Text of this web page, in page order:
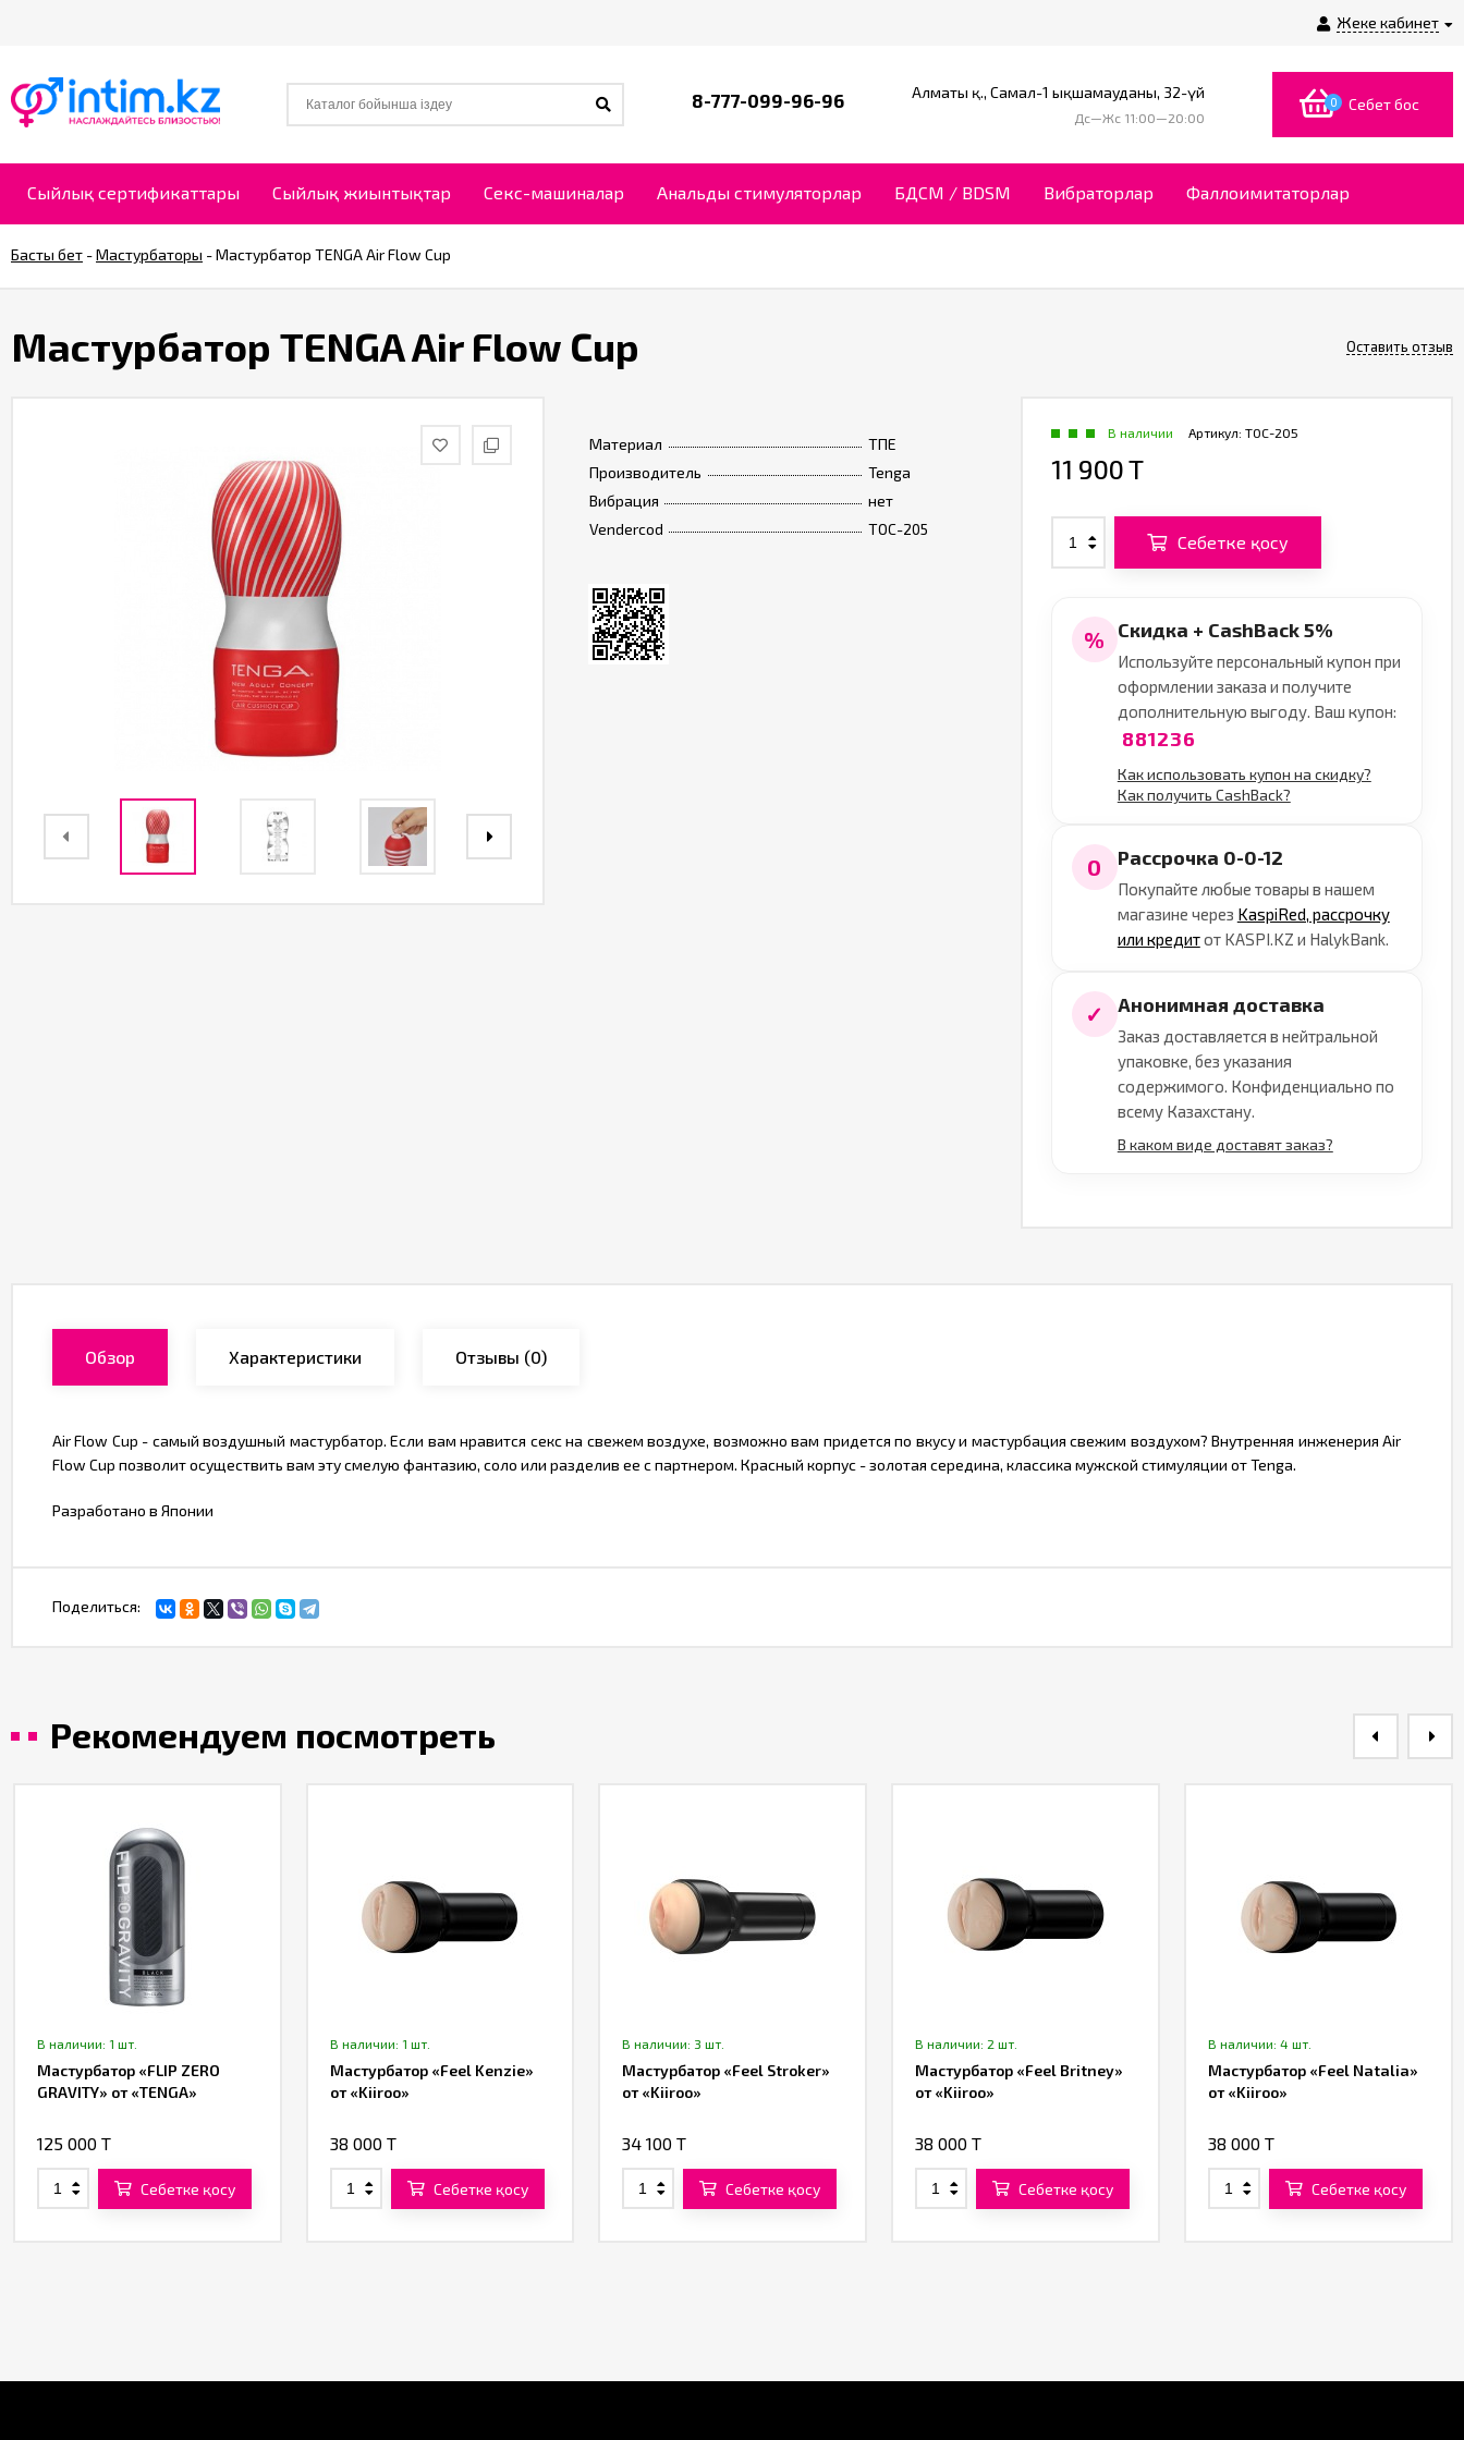
Жеке кабинет
8-777-099-96-96 Алматы қ., Самал-1 ықшамауданы, 32-үй
Дс—Жс 11:00—20:00
0 Себет бос
Сыйлық сертификаттары Сыйлық жиынтықтар Секс-машиналар Анальды стимуляторлар БДСМ / BDSM Вибраторлар Фаллоимитаторлар
Басты бет -Мастурбаторы -Мастурбатор TENGA Air Flow Cup
Мастурбатор TENGA Air Flow Cup Оставить отзыв
Материал
ТПЕ
Производитель
Tenga
Вибрация
нет
Vendercod
TOC-205
Артикул: TOC-205
В наличии
11 900 T
Себетке қосу
% Скидка + CashBack 5%
Используйте персональный купон при
оформлении заказа и получите
дополнительную выгоду. Ваш купон:
881236
Как использовать купон на скидку?
Как получить CashBack?
0 Рассрочка 0-0-12
Покупайте любые товары в нашем
магазине через KaspiRed, рассрочку
или кредитот KASPI.KZ и HalykBank.
✓ Анонимная доставка
Заказ доставляется в нейтральной
упаковке, без указания
содержимого. Конфиденциально по
всему Казахстану.
В каком виде доставят заказ?
Обзор Характеристики Отзывы (0)
Air Flow Cup - cамый воздушный мастурбатор. Если вам нравится секс на свежем воздухе, возможно вам придется по вкусу и мастурбация свежим воздухом? Внутренняя инженерия Air
Flow Cup позволит осуществить вам эту смелую фантазию, соло или разделив ее с партнером. Красный корпус - золотая середина, классика мужской стимуляции от Tenga.
Разработано в Японии
Поделиться:
Рекомендуем посмотреть
В наличии: 1 шт.
Мастурбатор «FLIP ZERO
GRAVITY» от «TENGA»
125 000 T
Себетке қосу
В наличии: 1 шт.
Мастурбатор «Feel Kenzie»
от «Kiiroo»
38 000 T
Себетке қосу
В наличии: 3 шт.
Мастурбатор «Feel Stroker»
от «Kiiroo»
34 100 T
Себетке қосу
В наличии: 2 шт.
Мастурбатор «Feel Britney»
от «Kiiroo»
38 000 T
Себетке қосу
В наличии: 4 шт.
Мастурбатор «Feel Natalia»
от «Kiiroo»
38 000 T
Себетке қосу